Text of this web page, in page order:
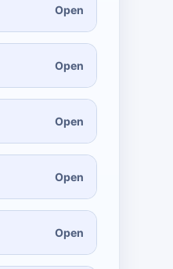
Open
Open
Open
Open
Open